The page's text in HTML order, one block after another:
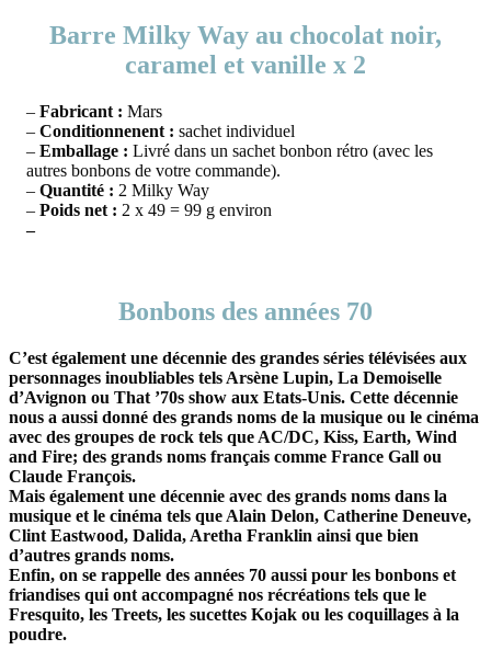
Barre Milky Way au chocolat noir,
caramel et vanille x 2
– Fabricant : Mars
– Conditionnenent : sachet individuel
– Emballage : Livré dans un sachet bonbon rétro (avec les
autres bonbons de votre commande).
– Quantité : 2 Milky Way
– Poids net : 2 x 49 = 99 g environ
–
Bonbons des années 70
C’est également une décennie des grandes séries télévisées aux
personnages inoubliables tels Arsène Lupin, La Demoiselle
d’Avignon ou That ’70s show aux Etats-Unis. Cette décennie
nous a aussi donné des grands noms de la musique ou le cinéma
avec des groupes de rock tels que AC/DC, Kiss, Earth, Wind
and Fire; des grands noms français comme France Gall ou
Claude François.
Mais également une décennie avec des grands noms dans la
musique et le cinéma tels que Alain Delon, Catherine Deneuve,
Clint Eastwood, Dalida, Aretha Franklin ainsi que bien
d’autres grands noms.
Enfin, on se rappelle des années 70 aussi pour les bonbons et
friandises qui ont accompagné nos récréations tels que le
Fresquito, les Treets, les sucettes Kojak ou les coquillages à la
poudre.